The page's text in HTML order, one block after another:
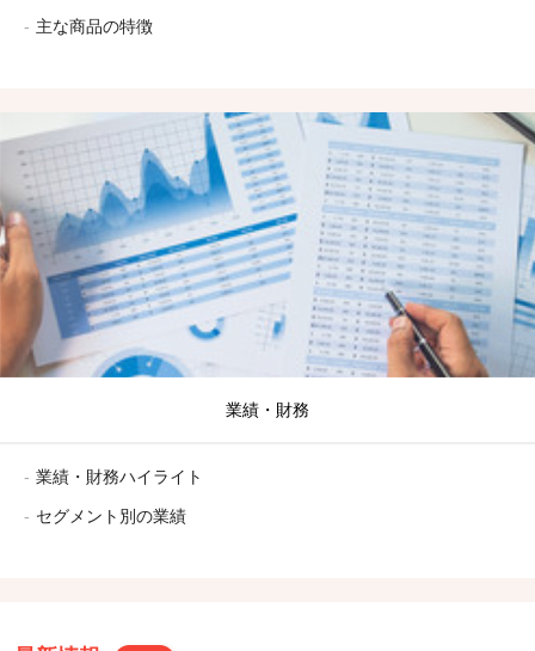
主な商品の特徴​
業績・財務
業績・財務ハイライト​
セグメント別の業績